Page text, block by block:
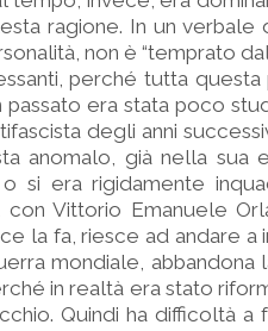
ragione. In un verbale
non è “temprato
perché tutta
era stata poco
degli anni
anomalo, già nella sua
o si era rigidamente
Vittorio Emanuele
la fa, riesce ad andare a
mondiale, abbandona
in realtà era stato
Quindi ha difficoltà a